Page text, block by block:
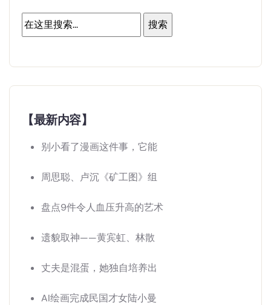
【最新内容】
别小看了漫画这件事，它能
周思聪、卢沉《矿工图》组
盘点9件令人血压升高的艺术
遗貌取神——黄宾虹、林散
丈夫是混蛋，她独自培养出
AI绘画完成民国才女陆小曼